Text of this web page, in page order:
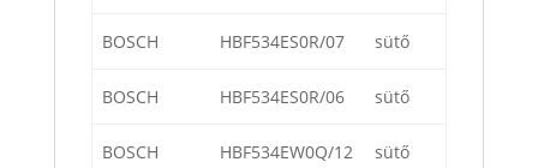
BOSCH HBF534ES0R/07 sütő
BOSCH HBF534ES0R/06 sütő
BOSCH HBF534EW0Q/12 sütő